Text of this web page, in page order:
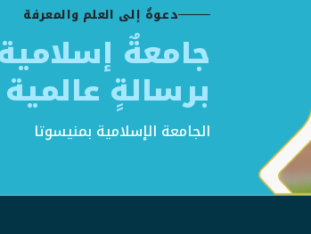
دعوةٌ إلى العلم والمعرفة
جامعةٌ
برسالةٍ عالمية
الجامعة الإسلامية بمنيسوتا